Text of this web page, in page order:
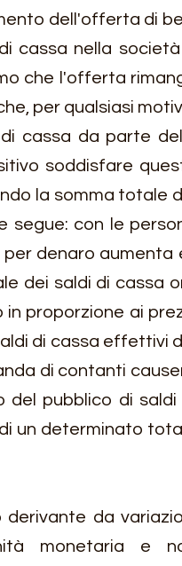
dell'offerta di
cassa nella
che l'offerta
per qualsiasi
cassa da parte
soddisfare
la somma totale
segue: con le
denaro aumenta
dei saldi di cassa
proporzione ai
di cassa effettivi
di contanti
del pubblico di saldi
un determinato
da
monetaria e